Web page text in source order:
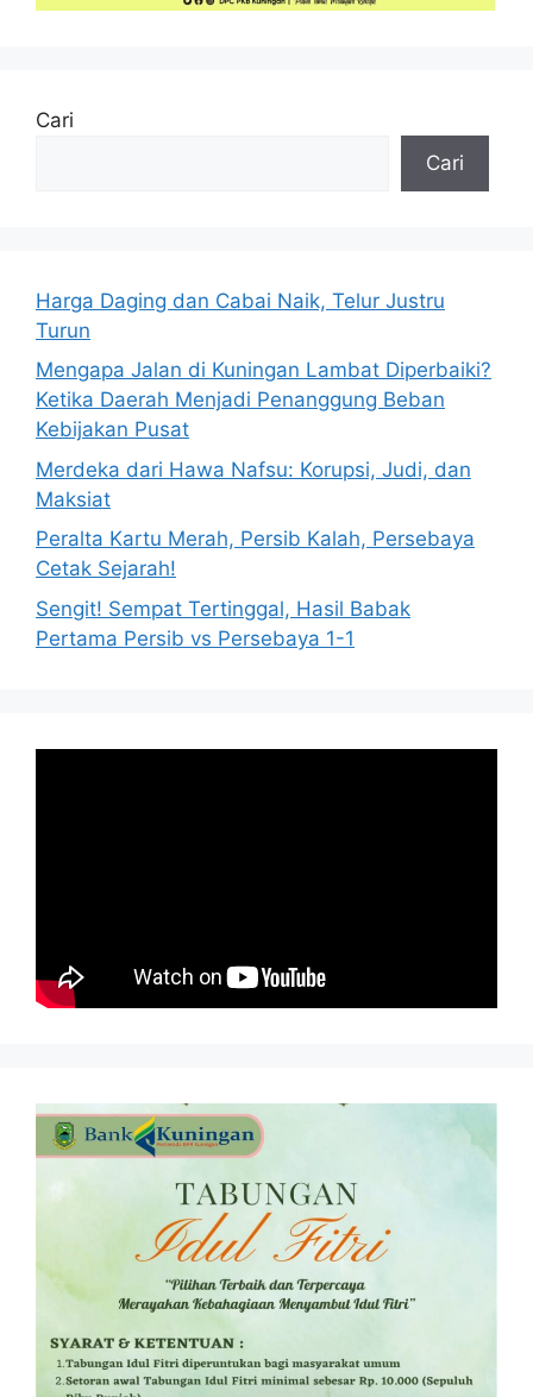
Cari
Cari
Harga Daging dan Cabai Naik, Telur Justru
Turun
Mengapa Jalan di Kuningan Lambat Diperbaiki?
Ketika Daerah Menjadi Penanggung Beban
Kebijakan Pusat
Merdeka dari Hawa Nafsu: Korupsi, Judi, dan
Maksiat
Peralta Kartu Merah, Persib Kalah, Persebaya
Cetak Sejarah!
Sengit! Sempat Tertinggal, Hasil Babak
Pertama Persib vs Persebaya 1-1